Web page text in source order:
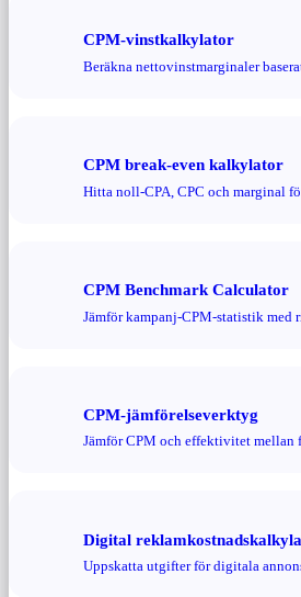
CPM-vinstkalkylator
Beräkna nettovinstmarginaler
CPM break-even kalkylator
Hitta noll-CPA, CPC och marginal
CPM Benchmark Calculator
Jämför kampanj-CPM-statistik med
CPM-jämförelseverktyg
Jämför CPM och effektivitet mellan
Digital
Uppskatta utgifter för digitala